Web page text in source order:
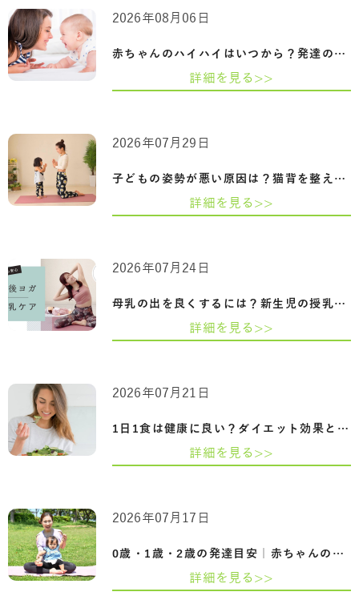
赤ちゃんのハイハイはいつから？発達の目…
2026年08月06日
詳細を見る>>
子どもの姿勢が悪い原因は？猫背を整える…
2026年07月29日
詳細を見る>>
母乳の出を良くするには？新生児の授乳回…
2026年07月24日
詳細を見る>>
1日1食は健康に良い？ダイエット効果とメ…
2026年07月21日
詳細を見る>>
0歳・1歳・2歳の発達目安｜赤ちゃんの成長…
2026年07月17日
詳細を見る>>